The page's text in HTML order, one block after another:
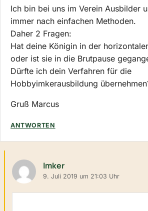
Ich bin bei uns im Verein Ausbilder
immer nach einfachen Methoden.
Daher 2 Fragen:
Hat deine Königin in der
oder ist sie in die Brutpause
Dürfte ich dein Verfahren für die
Hobbyimkerausbildung
Gruß Marcus
ANTWORTEN
Imker
9. Juli 2019 um 21:03 Uhr